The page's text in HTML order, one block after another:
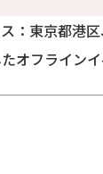
：東京都港
オフラインイ